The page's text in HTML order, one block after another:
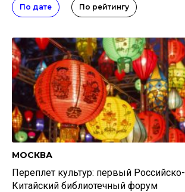
По дате По рейтингу
МОСКВА
Переплет культур: первый Российско-
Китайский библиотечный форум